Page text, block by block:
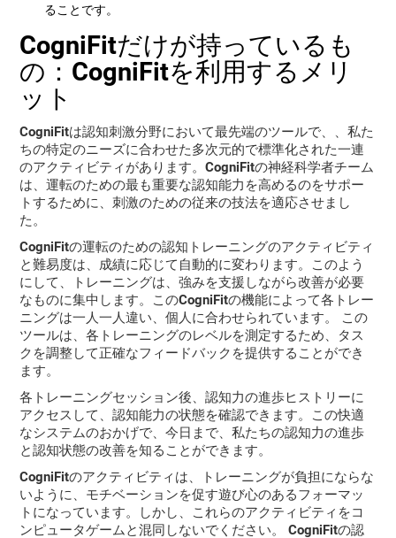
ることです。
CogniFitだけが持っているも
の：CogniFitを利用するメリ
ット
CogniFitは認知刺激分野において最先端のツールで、
、私た
ちの特定のニーズに合わせた多次元的で標準化された一連
のアクティビティがあります。CogniFitの神経科学者チーム
は、運転のための最も重要な認知能力を高めるのをサポー
トするために、刺激のための従来の技法を適応させまし
た。
CogniFitの運転のための認知トレーニングのアクティビティ
と難易度は、成績に応じて自動的に変わります。このよう
にして、トレーニングは、強みを支援しながら改善が必要
なものに集中します。 このCogniFitの機能によって各トレー
ニングは一人一人違い、個人に合わせられています。
この
ツールは、各トレーニングのレベルを測定するため、タス
クを調整して正確なフィードバックを提供することができ
ます。
各トレーニングセッション後、認知力の進歩ヒストリーに
アクセスして、認知能力の状態を確認できます。この快適
なシステムのおかげで、今日まで、私たちの認知力の進歩
と認知状態の改善を知ることができます。
CogniFitのアクティビティは、トレーニングが負担にならな
いように、 モチベーションを促す遊び心のあるフォーマッ
ト になっています。しかし、これらのアクティビティをコ
ンピュータゲームと混同しないでください。CogniFitの認